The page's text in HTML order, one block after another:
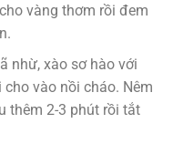
vàng thơm rồi đem
nhừ, xào sơ hào với
vào nồi cháo. Nêm
thêm 2-3 phút rồi tắt